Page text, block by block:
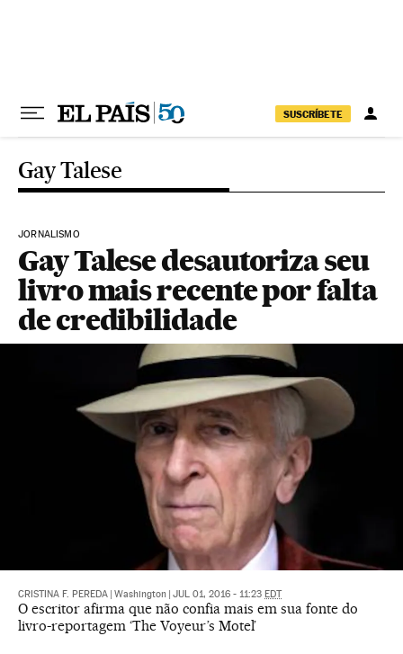
SUSCRÍBETE
Gay Talese
JORNALISMO
Gay Talese desautoriza seu
livro mais recente por falta
de credibilidade
CRISTINA F. PEREDA Washington JUL 01, 2016 - 11:23 EDT
O escritor afirma que não confia mais em sua fonte do
livro-reportagem ‘The Voyeur’s Motel’